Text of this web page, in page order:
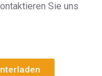
Sie uns